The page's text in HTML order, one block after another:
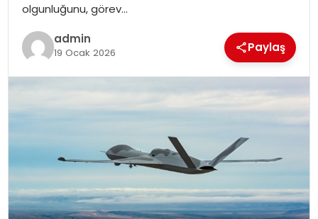
olgunluğunu, görev…
admin
19 Ocak 2026 Paylaş